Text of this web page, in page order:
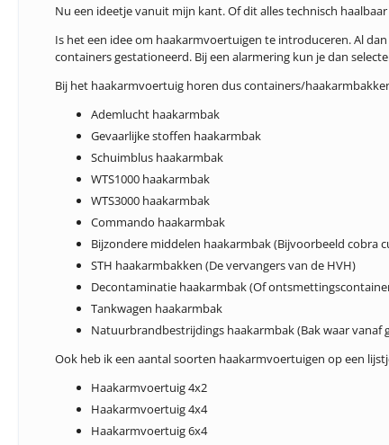
Nu een ideetje vanuit mijn kant. Of dit alles technisch
Is het een idee om haakarmvoertuigen te introduceren. Al
containers gestationeerd. Bij een alarmering kun je dan
Bij het haakarmvoertuig horen dus containers/
Ademlucht haakarmbak
Gevaarlijke stoffen haakarmbak
Schuimblus haakarmbak
WTS1000 haakarmbak
WTS3000 haakarmbak
Commando haakarmbak
Bijzondere middelen haakarmbak (Bijvoorbeeld cobra
STH haakarmbakken (De vervangers van de HVH)
Decontaminatie haakarmbak (Of
Tankwagen haakarmbak
Natuurbrandbestrijdings haakarmbak (Bak waar vanaf
Ook heb ik een aantal soorten haakarmvoertuigen op een
Haakarmvoertuig 4x2
Haakarmvoertuig 4x4
Haakarmvoertuig 6x4